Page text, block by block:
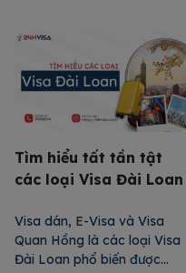
dụng cung cấp thông tin chi
tiết về đương đơn, tạo cơ sở
để ĐSQ xét […]
Tìm hiểu tất tần tật
các loại Visa Đài Loan
Visa dán, E-Visa và Visa
Quan Hồng là các loại Visa
Đài Loan phổ biến được